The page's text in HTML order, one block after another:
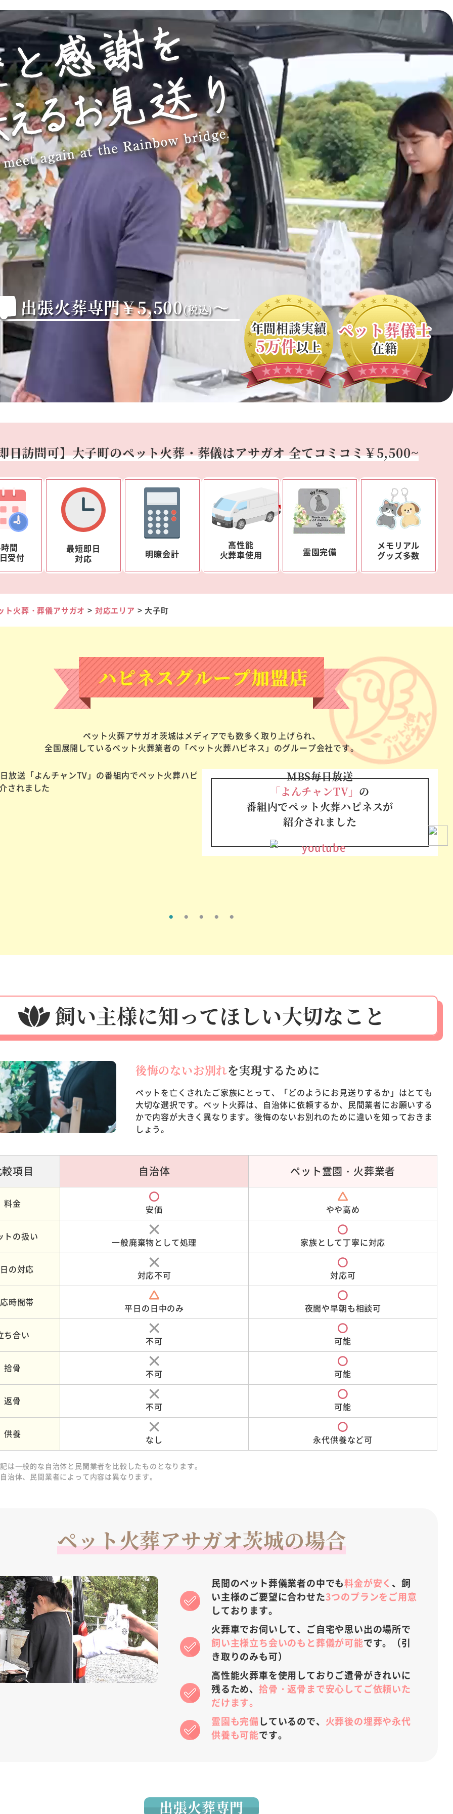
出張火葬専門￥5,500(税込)～
年間相談実績
5万件以上
ペット葬儀士
在籍
日訪問可】大子町のペット火葬・葬儀はアサガオ全てコミコミ￥5,500~
間
受付
最短即日
対応
明瞭会計
高性能
火葬車使用
霊園完備
メモリアル
グッズ多数
ト火葬・葬儀アサガオ > 対応エリア > 大子町
ペット火葬アサガオ茨城はメディアでも数多く取り上げられ、
全国展開しているペット火葬業者の「ペット火葬ハピネス」のグループ会社です。
MBS毎日放送
「よんチャンTV」 の
番組内でペット火葬ハピネスが
紹介されました
飼い主様に知ってほしい大切なこと
後悔のないお別れを実現するために
ペットを亡くされたご家族にとって、「どのようにお見送りするか」はとても
大切な選択です。ペット火葬は、自治体に依頼するか、民間業者にお願いする
かで内容が大きく異なります。後悔のないお別れのために違いを知っておきま
しょう。
項目 自治体 ペット霊園・ 火葬業者
料金 安価 やや高め
トの扱い 一般廃棄物として処理 家族として丁寧に対応
の対応 対応不可 対応可
時間帯 平日の日中のみ 夜間や早朝も相談可
ち合い 不可 可能
拾骨 不可 可能
返骨 不可 可能
供養 なし 永代供養など可
は一般的な自治体と民間業者を比較したものとなります。
治体、民間業者によって内容は異なります。
ペット火葬アサガオ茨城の場合
民間のペット葬儀業者の中でも料金が安く 、飼
い主様のご要望に合わせた3つのプランをご用意
しております。
火葬車でお伺いして、ご自宅や思い出の場所で
飼い主様立ち会いのもと葬儀が可能です。（引
き取りのみも可）
高性能火葬車を使用しておりご遺骨がきれいに
残るため、 拾骨・返骨まで安心してご依頼いた
だけます。
霊園も完備しているので、 火葬後の埋葬や永代
供養も可能です。
出張火葬専門